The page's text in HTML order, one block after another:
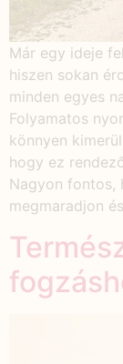
Már egy ideje
hiszen sokan
minden egyes
Folyamatos
könnyen
hogy ez
Nagyon fontos,
megmaradjon